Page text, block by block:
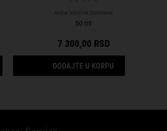
Jedna Veličina Dostupna
50 ml
7 300,00 RSD
DODAJTE U KORPU